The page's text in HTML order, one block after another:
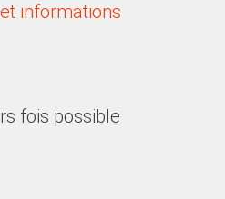
informations
fois possible